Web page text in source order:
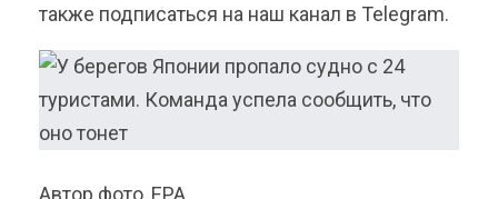
также подписаться на наш канал в Telegram.
Автор фото, EPA